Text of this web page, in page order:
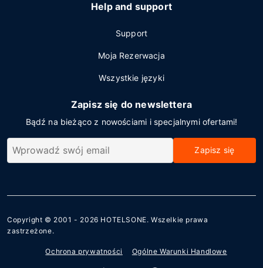
Help and support
Support
Moja Rezerwacja
Wszystkie języki
Zapisz się do newslettera
Bądź na bieżąco z nowościami i specjalnymi ofertami!
Zapisz się
Copyright © 2001 - 2026 HOTELSONE. Wszelkie prawa
zastrzeżone.
Ochrona prywatności Ogólne Warunki Handlowe